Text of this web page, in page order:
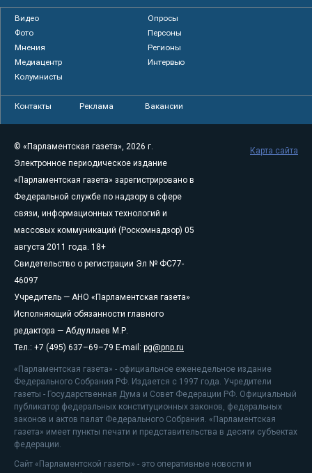
Видео
Опросы
Фото
Персоны
Мнения
Регионы
Медиацентр
Интервью
Колумнисты
Контакты Реклама Вакансии
© «Парламентская газета», 2026 г.
Электронное периодическое издание
«Парламентская газета» зарегистрировано в
Федеральной службе по надзору в сфере
связи, информационных технологий и
массовых коммуникаций (Роскомнадзор) 05
августа 2011 года. 18+
Свидетельство о регистрации Эл № ФС77-
46097
Учредитель — АНО «Парламентская газета»
Исполняющий обязанности главного
редактора — Абдуллаев М.Р.
Тел.: +7 (495) 637–69–79 E-mail: pg@pnp.ru
«Парламентская газета» - официальное еженедельное издание
Федерального Собрания РФ. Издается с 1997 года. Учредители
газеты - Государственная Дума и Совет Федерации РФ. Официальный
публикатор федеральных конституционных законов, федеральных
законов и актов палат Федерального Собрания. «Парламентская
газета» имеет пункты печати и представительства в десяти субъектах
федерации.
Сайт «Парламентской газеты» - это оперативные новости и
Карта сайта